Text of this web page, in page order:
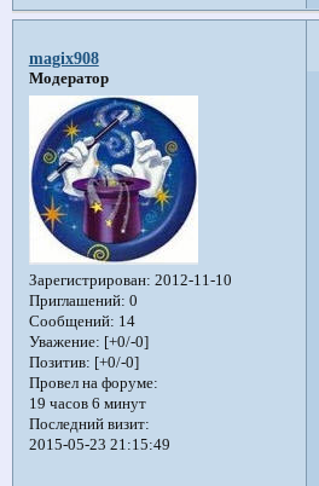
magix908
Модератор
Зарегистрирован: 2012-11-10
Приглашений: 0
Сообщений: 14
Уважение: [+0/-0]
Позитив: [+0/-0]
Провел на форуме:
19 часов 6 минут
Последний визит:
2015-05-23 21:15:49